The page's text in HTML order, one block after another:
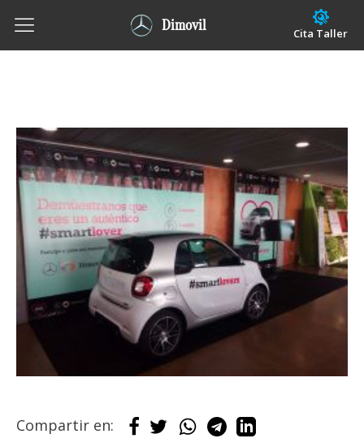
Dimovil Cita Taller
Compartir en: